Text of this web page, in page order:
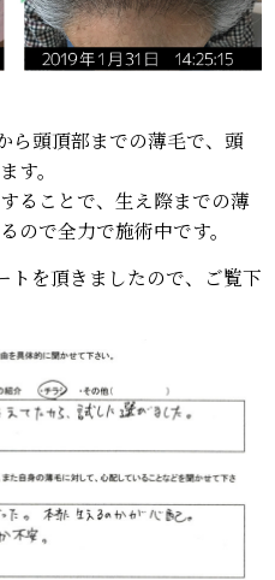
ら頭頂部までの薄毛で、頭
す。
ることで、生え際までの薄
ので全力で施術中です。
トを頂きましたので、ご覧下